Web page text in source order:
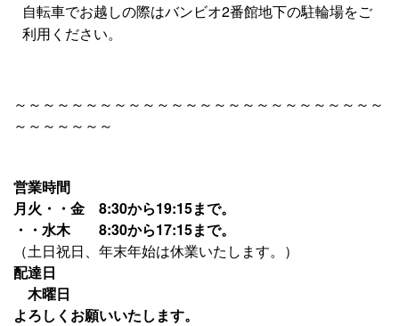
自転車でお越しの際はバンビオ2番館地下の駐輪場をご
利用ください。
～～～～～～～～～～～～～～～～～～～～～～～～～～
～～～～～～～
営業時間
月火・・金 8:30から19:15まで。
・・水木 8:30から17:15まで。
（土日祝日、年末年始は休業いたします。）
配達日
木曜日
よろしくお願いいたします。